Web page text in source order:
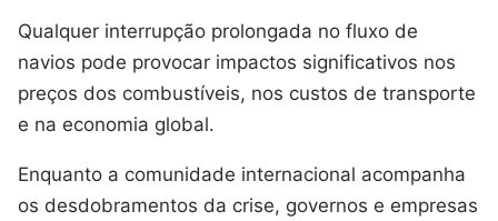
Qualquer interrupção prolongada no fluxo de
navios pode provocar impactos significativos nos
preços dos combustíveis, nos custos de transporte
e na economia global.
Enquanto a comunidade internacional acompanha
os desdobramentos da crise, governos e empresas